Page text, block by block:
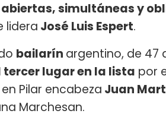
simultáneas y
lidera José Luis Espert.
bailarín argentino, de 47
tercer lugar en la lista por
Pilar encabeza Juan
Marchesan.